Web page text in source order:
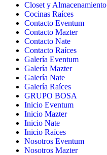
navegación
Closet y Almacenamiento
Cocinas Raíces
Contacto Eventum
Contacto Mazter
Contacto Nate
Contacto Raíces
Galería Eventum
Galería Mazter
Galería Nate
Galería Raíces
GRUPO BOSA
Inicio Eventum
Inicio Mazter
Inicio Nate
Inicio Raíces
Nosotros Eventum
Nosotros Mazter